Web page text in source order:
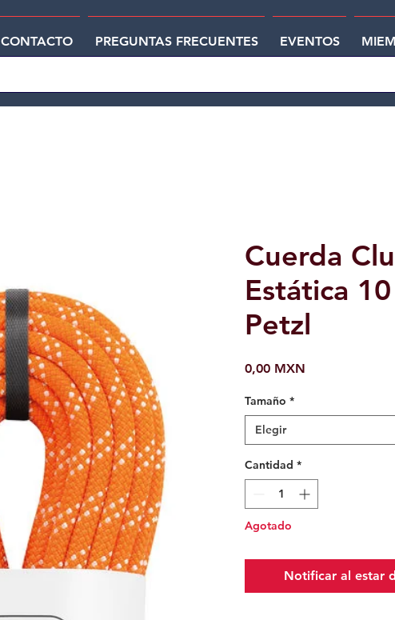
CONTACTO PREGUNTAS FRECUENTES EVENTOS
Cuerda
Estática
Petzl
0,00 MXN
Tamaño *
Elegir
Cantidad *
Agotado
Notificar al estar